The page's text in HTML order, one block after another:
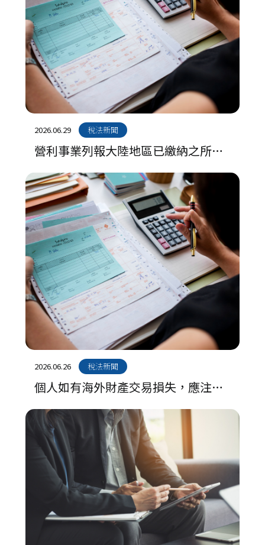
2026.06.29 稅法新聞
營利事業列報大陸地區已繳納之所得
稅應正確計算可扣抵限額
2026.06.26 稅法新聞
個人如有海外財產交易損失，應注意
僅得自同年度海外財產交易所得中扣
除